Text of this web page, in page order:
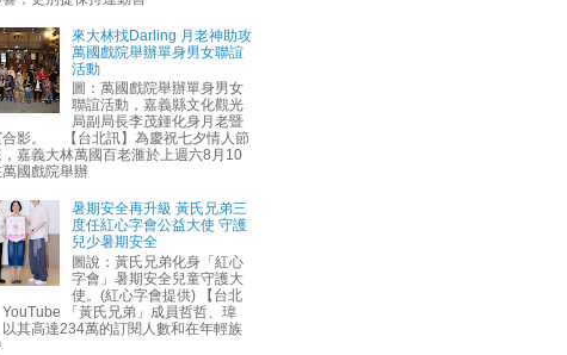
來大林找Darling 月老神助攻
萬國戲院舉辦單身男女聯誼
活動
圖：萬國戲院舉辦單身男女
聯誼活動，嘉義縣文化觀光
局副局長李茂鍾化身月老暨
合影。 【台北訊】為慶祝七夕情人節
嘉義大林萬國百老滙於上週六8月10
萬國戲院舉辦
暑期安全再升級 黃氏兄弟三
度任紅心字會公益大使 守護
兒少暑期安全
圖說：黃氏兄弟化身「紅心
字會」暑期安全兒童守護大
使。(紅心字會提供) 【台北
「黃氏兄弟」成員哲哲、瑋
其高達234萬的訂閱人數和在年輕族